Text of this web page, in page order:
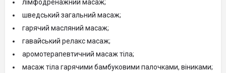
лімфодренажний масаж;
шведський загальний масаж;
гарячий масляний масаж;
гавайський релакс масаж;
аромотерапевтичний масаж тіла;
масаж тіла гарячими бамбуковими палочками, віниками;